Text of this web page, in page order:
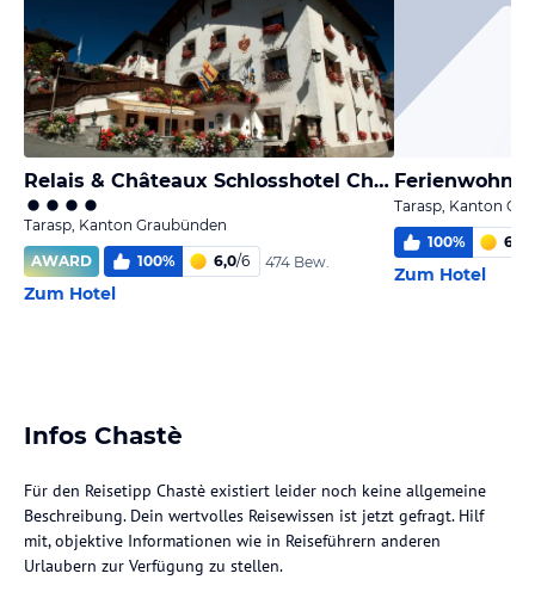
Relais & Châteaux Schlosshotel Chastè - Scuol Tarasp
Tarasp, Kanton Graubünden
AWARD
100% 6,0/6 474 Bew.
Zum Hotel
Tarasp, Kanton
100% 6,0
Zum Hotel
Infos Chastè
Für den Reisetipp Chastè existiert leider noch keine allgemeine
Beschreibung. Dein wertvolles Reisewissen ist jetzt gefragt. Hilf
mit, objektive Informationen wie in Reiseführern anderen
Urlaubern zur Verfügung zu stellen.